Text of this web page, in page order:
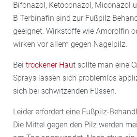
Bifonazol, Ketoconazol, Miconazol
B Terbinafin sind zur Fußpilz
geeignet. Wirkstoffe wie Amorolfin
wirken vor allem gegen Nagelpilz.
Bei trockener Haut sollte man eine
Sprays lassen sich problemlos
sich bei schwitzenden Füssen.
Leider erfordert eine Fußpilz-
Die Mittel gegen den Pilz werden